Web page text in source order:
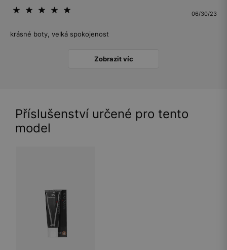
06/30/23
krásné boty, velká spokojenost
Zobrazit víc
Příslušenství určené pro tento
model